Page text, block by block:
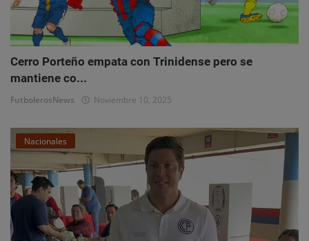
Cerro Porteño empata con Trinidense pero se
mantiene co...
FutbolerosNews Noviembre 10, 2025
Nacionales